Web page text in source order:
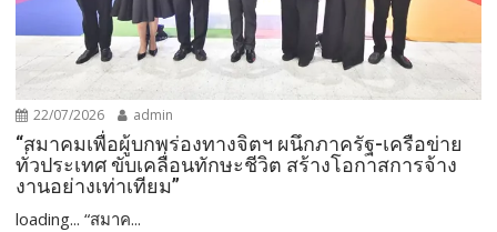
22/07/2026 admin
“สมาคมเพื่อผู้บกพร่องทางจิตฯ ผนึกภาครัฐ-เครือข่าย
ทั่วประเทศ ขับเคลื่อนทักษะชีวิต สร้างโอกาสการจ้าง
งานอย่างเท่าเทียม”
loading... “สมาค...